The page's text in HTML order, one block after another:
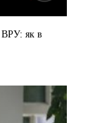
як в